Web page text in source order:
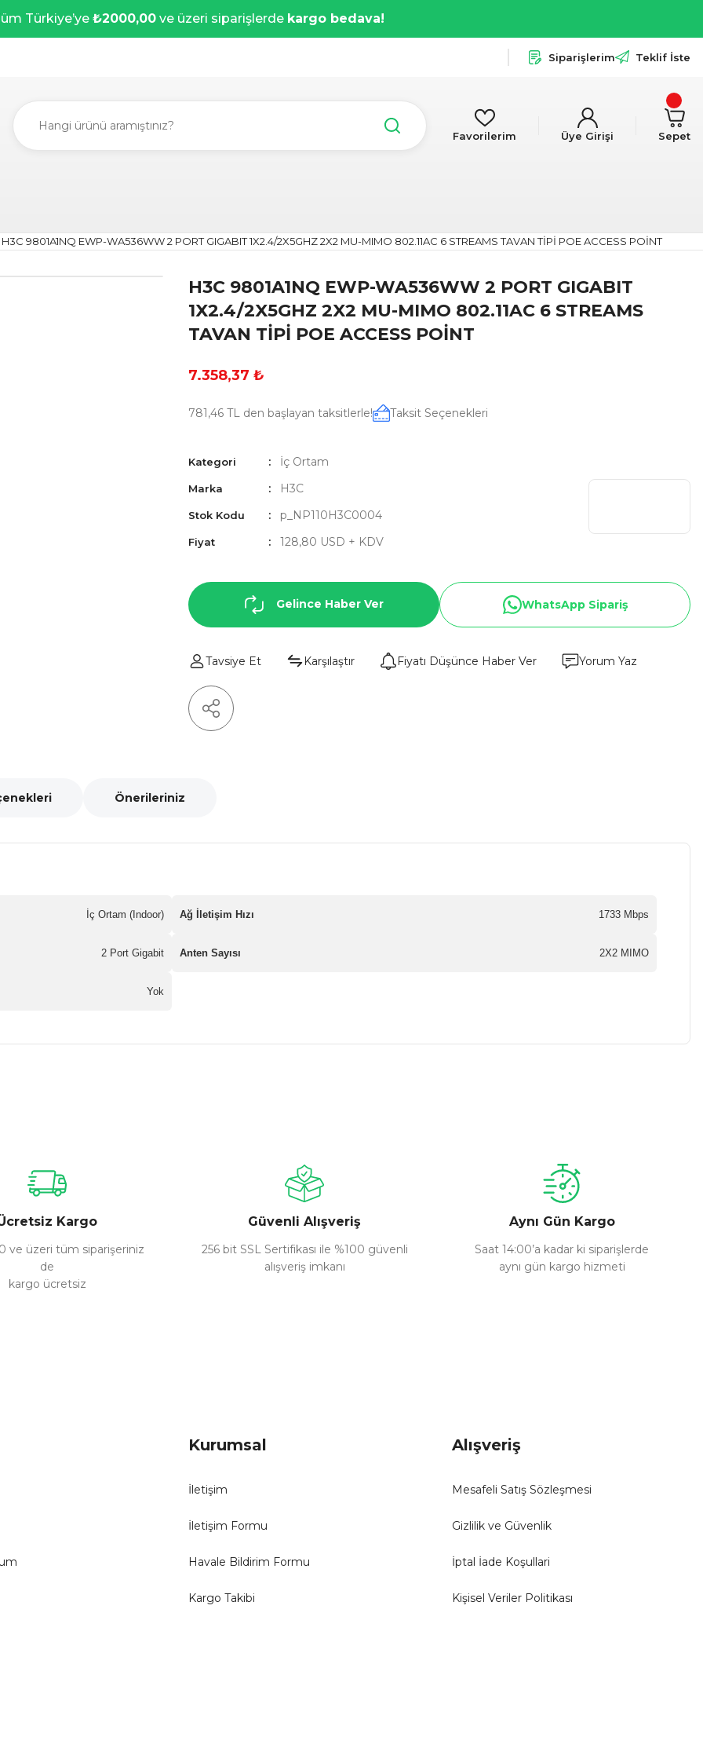
Türkiye’ye ₺2000,00 ve üzeri siparişlerde kargo bedava!
Siparişlerim Teklif İste
Favorilerim Üye Girişi Sepet
H3C 9801A1NQ EWP-WA536WW 2 PORT GIGABIT 1X2.4/2X5GHZ 2X2 MU-MIMO 802.11AC 6 STREAMS TAVAN TİPİ POE ACCESS POİNT
H3C 9801A1NQ EWP-WA536WW 2 PORT GIGABIT
1X2.4/2X5GHZ 2X2 MU-MIMO 802.11AC 6 STREAMS
TAVAN TİPİ POE ACCESS POİNT
7.358,37 ₺
781,46 TL den başlayan taksitlerle! Taksit Seçenekleri
Kategori İç Ortam
Marka H3C
Stok Kodu p_NP110H3C0004
Fiyat 128,80 USD + KDV
Gelince Haber Ver WhatsApp Sipariş
Tavsiye Et Karşılaştır Fiyatı Düşünce Haber Ver Yorum Yaz
Önerileriniz
İç Ortam (Indoor) Ağ İletişim Hızı 1733 Mbps
2 Port Gigabit Anten Sayısı 2X2 MIMO
Yok
Kargo
ve üzeri tüm siparişeriniz
de
kargo ücretsiz
Güvenli Alışveriş
256 bit SSL Sertifikası ile %100 güvenli
alışveriş imkanı
Aynı Gün Kargo
Saat 14:00’a kadar ki siparişlerde
aynı gün kargo hizmeti
Kurumsal
İletişim
İletişim Formu
Havale Bildirim Formu
Kargo Takibi
Alışveriş
Mesafeli Satış Sözleşmesi
Gizlilik ve Güvenlik
İptal İade Koşullari
Kişisel Veriler Politikası